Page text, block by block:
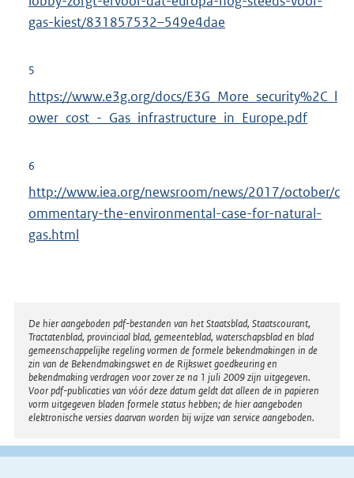
gas-kiest/831857532–549e4dae
5
https://www.e3g.org/docs/E3G_More_security%2C_l
ower_cost_-_Gas_infrastructure_in_Europe.pdf
6
http://www.iea.org/newsroom/news/2017/october/c
ommentary-the-environmental-case-for-natural-
gas.html
Disclaimer
De hier aangeboden pdf-bestanden van het Staatsblad, Staatscourant,
Tractatenblad, provinciaal blad, gemeenteblad, waterschapsblad en blad
gemeenschappelijke regeling vormen de formele bekendmakingen in de
zin van de Bekendmakingswet en de Rijkswet goedkeuring en
bekendmaking verdragen voor zover ze na 1 juli 2009 zijn uitgegeven.
Voor pdf-publicaties van vóór deze datum geldt dat alleen de in papieren
vorm uitgegeven bladen formele status hebben; de hier aangeboden
elektronische versies daarvan worden bij wijze van service aangeboden.